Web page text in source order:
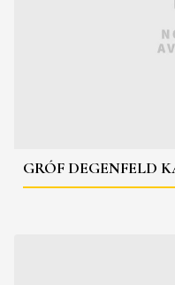
GRÓF DEGENFELD